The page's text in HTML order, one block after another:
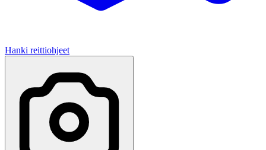
Hanki reittiohjeet